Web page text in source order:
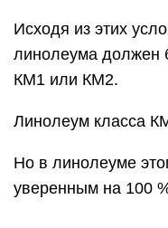
Исходя из этих
линолеума должен
КМ1 или КМ2.
Линолеум класса
Но в линолеуме
уверенным на 100